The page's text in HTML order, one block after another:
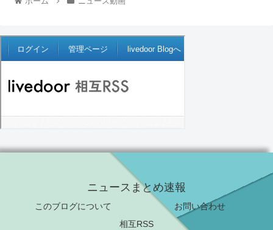
ニュースまとめ速報
このブログについて
お問い合わせ
相互RSS